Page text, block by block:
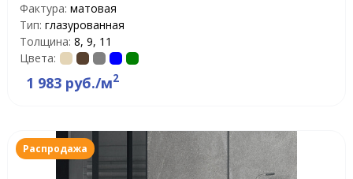
Фактура: матовая
Тип: глазурованная
Толщина: 8, 9, 11
Цвета:
1 983 руб./м2
Распродажа